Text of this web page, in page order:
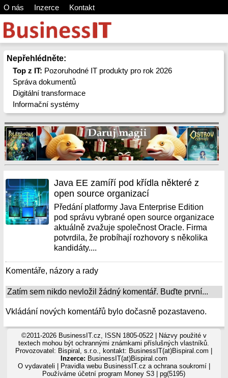
O nás Inzerce Kontakt
Nepřehlédněte:
Top z IT: Pozoruhodné IT produkty pro rok 2026
Správa dokumentů
Digitální transformace
Informační systémy
Java EE zamíří pod křídla některé z
open source organizací
Předání platformy Java Enterprise Edition
pod správu vybrané open source organizace
aktuálně zvažuje společnost Oracle. Firma
potvrdila, že probíhají rozhovory s několika
kandidáty....
Komentáře, názory a rady
Zatím sem nikdo nevložil žádný komentář. Buďte první...
Vkládání nových komentářů bylo dočasně pozastaveno.
©2011-2026 BusinessIT.cz, ISSN 1805-0522 | Názvy použité v
textech mohou být ochrannými známkami příslušných vlastníků.
Provozovatel: Bispiral, s.r.o., kontakt: BusinessIT(at)Bispiral.com |
Inzerce: BusinessIT(at)Bispiral.com
O vydavateli
Pravidla webu BusinessIT.cz a ochrana soukromí|
Používámeúčetní program Money S3 | pg(5195)